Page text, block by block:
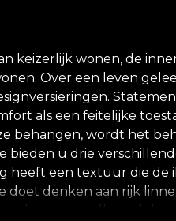
keizerlijk wonen, de
Over een leven
als een feitelijke
behangen, wordt het
bieden u drie
heeft een textuur die de
denken aan rijk